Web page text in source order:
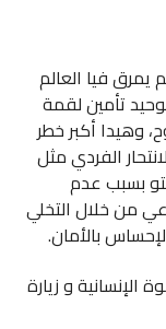
يمرق فيا العالم
تأمين لقمة
وهيدا أكبر خطر
الفردي مثل
بسبب عدم
من خلال التخلي
بالأمان.
الإنسانية و زيارة